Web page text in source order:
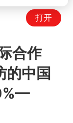
打开
合作
中国